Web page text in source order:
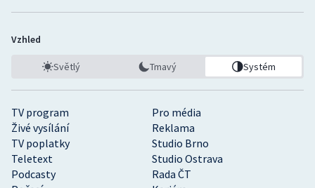
Stolní tenis
Vodní slalom
Volejbal
Ostatní
TV program
Pro média
Živé vysílání
Reklama
TV poplatky
Studio Brno
Teletext
Studio Ostrava
Podcasty
Rada ČT
Vzhled
Světlý Tmavý Systém